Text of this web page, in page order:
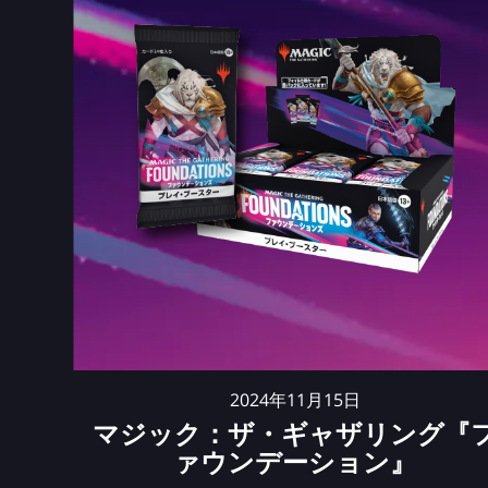
2024年11月15日
マジック：ザ・ギャザリング『
ァウンデーション』